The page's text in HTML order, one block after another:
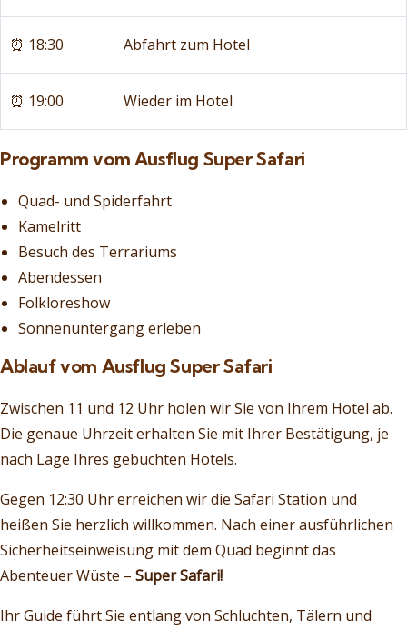
⏰ 18:30 Abfahrt zum Hotel
⏰ 19:00 Wieder im Hotel
Programm vom Ausflug Super Safari
Quad- und Spiderfahrt
Kamelritt
Besuch des Terrariums
Abendessen
Folkloreshow
Sonnenuntergang erleben
Ablauf vom Ausflug Super Safari
Zwischen 11 und 12 Uhr holen wir Sie von Ihrem Hotel ab.
Die genaue Uhrzeit erhalten Sie mit Ihrer Bestätigung, je
nach Lage Ihres gebuchten Hotels.
Gegen 12:30 Uhr erreichen wir die Safari Station und
heißen Sie herzlich willkommen. Nach einer ausführlichen
Sicherheitseinweisung mit dem Quad beginnt das
Abenteuer Wüste – Super Safari!
Ihr Guide führt Sie entlang von Schluchten, Tälern und